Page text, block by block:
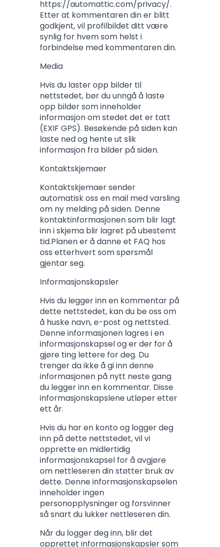
https://automattic.com/privacy/.
Etter at kommentaren din er blitt
godkjent, vil profilbildet ditt være
synlig for hvem som helst i
forbindelse med kommentaren din.
Media
Hvis du laster opp bilder til
nettstedet, bør du unngå å laste
opp bilder som inneholder
informasjon om stedet det er tatt
(EXIF GPS). Besøkende på siden kan
laste ned og hente ut slik
informasjon fra bilder på siden.
Kontaktskjemaer
Kontaktskjemaer sender
automatisk oss en mail med varsling
om ny melding på siden. Denne
kontaktinformasjonen som blir lagt
inn i skjema blir lagret på ubestemt
tid.Planen er å danne et FAQ hos
oss etterhvert som spørsmål
gjentar seg.
Informasjonskapsler
Hvis du legger inn en kommentar på
dette nettstedet, kan du be oss om
å huske navn, e-post og nettsted.
Denne informasjonen lagres i en
informasjonskapsel og er der for å
gjøre ting lettere for deg. Du
trenger da ikke å gi inn denne
informasjonen på nytt neste gang
du legger inn en kommentar. Disse
informasjonskapslene utløper etter
ett år.
Hvis du har en konto og logger deg
inn på dette nettstedet, vil vi
opprette en midlertidig
informasjonskapsel for å avgjøre
om nettleseren din støtter bruk av
dette. Denne informasjonskapselen
inneholder ingen
personopplysninger og forsvinner
så snart du lukker nettleseren din.
Når du logger deg inn, blir det
opprettet informasjonskapsler som